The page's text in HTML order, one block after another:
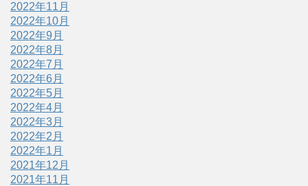
2022年11月
2022年10月
2022年9月
2022年8月
2022年7月
2022年6月
2022年5月
2022年4月
2022年3月
2022年2月
2022年1月
2021年12月
2021年11月